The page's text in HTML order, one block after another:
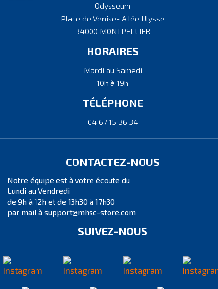
Odysseum
Place de Venise- Allée Ulysse
34000 MONTPELLIER
HORAIRES
Mardi au Samedi
10h à 19h
TÉLÉPHONE
04 67 15 36 34
CONTACTEZ-NOUS
Notre équipe est à votre écoute du
Lundi au Vendredi
de 9h à 12h et de 13h30 à 17h30
par mail à support@mhsc-store.com
SUIVEZ-NOUS